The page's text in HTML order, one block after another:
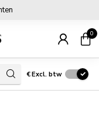
0
€Excl. btw